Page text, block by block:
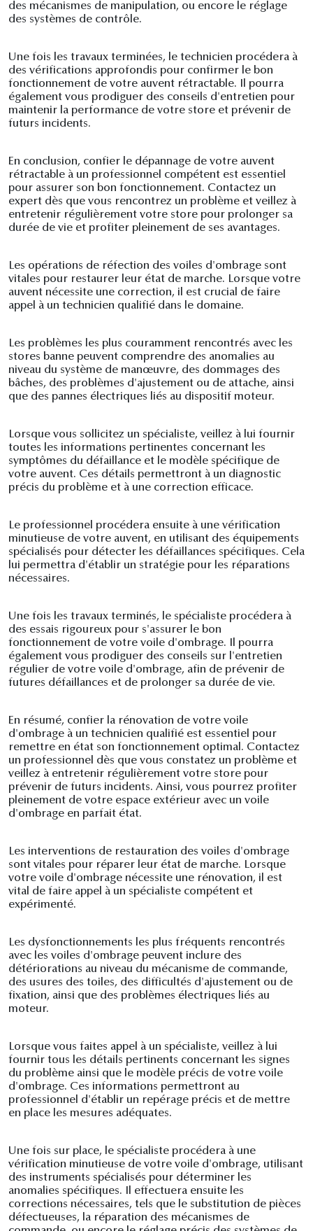
des mécanismes de manipulation, ou encore le réglage
des systèmes de contrôle.
Une fois les travaux terminées, le technicien procédera à
des vérifications approfondis pour confirmer le bon
fonctionnement de votre auvent rétractable. Il pourra
également vous prodiguer des conseils d'entretien pour
maintenir la performance de votre store et prévenir de
futurs incidents.
En conclusion, confier le dépannage de votre auvent
rétractable à un professionnel compétent est essentiel
pour assurer son bon fonctionnement. Contactez un
expert dès que vous rencontrez un problème et veillez à
entretenir régulièrement votre store pour prolonger sa
durée de vie et profiter pleinement de ses avantages.
Les opérations de réfection des voiles d'ombrage sont
vitales pour restaurer leur état de marche. Lorsque votre
auvent nécessite une correction, il est crucial de faire
appel à un technicien qualifié dans le domaine.
Les problèmes les plus couramment rencontrés avec les
stores banne peuvent comprendre des anomalies au
niveau du système de manœuvre, des dommages des
bâches, des problèmes d'ajustement ou de attache, ainsi
que des pannes électriques liés au dispositif moteur.
Lorsque vous sollicitez un spécialiste, veillez à lui fournir
toutes les informations pertinentes concernant les
symptômes du défaillance et le modèle spécifique de
votre auvent. Ces détails permettront à un diagnostic
précis du problème et à une correction efficace.
Le professionnel procédera ensuite à une vérification
minutieuse de votre auvent, en utilisant des équipements
spécialisés pour détecter les défaillances spécifiques. Cela
lui permettra d'établir un stratégie pour les réparations
nécessaires.
Une fois les travaux terminés, le spécialiste procédera à
des essais rigoureux pour s'assurer le bon
fonctionnement de votre voile d'ombrage. Il pourra
également vous prodiguer des conseils sur l'entretien
régulier de votre voile d'ombrage, afin de prévenir de
futures défaillances et de prolonger sa durée de vie.
En résumé, confier la rénovation de votre voile
d'ombrage à un technicien qualifié est essentiel pour
remettre en état son fonctionnement optimal. Contactez
un professionnel dès que vous constatez un problème et
veillez à entretenir régulièrement votre store pour
prévenir de futurs incidents. Ainsi, vous pourrez profiter
pleinement de votre espace extérieur avec un voile
d'ombrage en parfait état.
Les interventions de restauration des voiles d'ombrage
sont vitales pour réparer leur état de marche. Lorsque
votre voile d'ombrage nécessite une rénovation, il est
vital de faire appel à un spécialiste compétent et
expérimenté.
Les dysfonctionnements les plus fréquents rencontrés
avec les voiles d'ombrage peuvent inclure des
détériorations au niveau du mécanisme de commande,
des usures des toiles, des difficultés d'ajustement ou de
fixation, ainsi que des problèmes électriques liés au
moteur.
Lorsque vous faites appel à un spécialiste, veillez à lui
fournir tous les détails pertinents concernant les signes
du problème ainsi que le modèle précis de votre voile
d'ombrage. Ces informations permettront au
professionnel d'établir un repérage précis et de mettre
en place les mesures adéquates.
Une fois sur place, le spécialiste procédera à une
vérification minutieuse de votre voile d'ombrage, utilisant
des instruments spécialisés pour déterminer les
anomalies spécifiques. Il effectuera ensuite les
corrections nécessaires, tels que le substitution de pièces
défectueuses, la réparation des mécanismes de